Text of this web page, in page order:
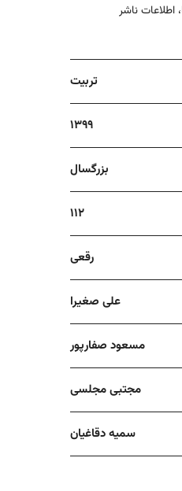
اطلاعات ناشر
تربیت
1399
بزرگسال
112
رقعی
علی صغیرا
مسعود صفارپور
مجتبی مجلسی
سمیه دقاغیان